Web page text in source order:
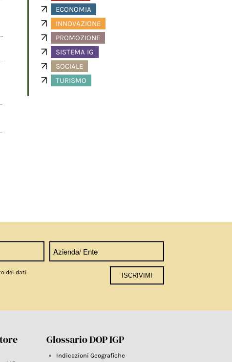
ECONOMIA
INNOVAZIONE
PROMOZIONE
SISTEMA IG
SOCIALE
TURISMO
dei dati
Glossario DOP IGP
Indicazioni Geografiche